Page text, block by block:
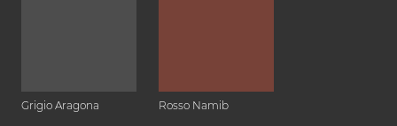
Grigio Aragona Rosso Namib